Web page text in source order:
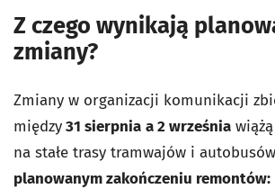
Z czego wynikają
zmiany?
Zmiany w organizacji komunikacji
między31 sierpnia a 2 września
na stałe trasy tramwajów i autobusów
planowanym zakończeniu remontów: